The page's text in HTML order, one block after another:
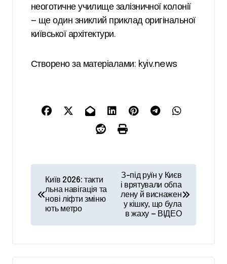
неоготичне училище залізничної колонії
— ще один зниклий приклад оригінальної
київської архітектури.
Створено за матеріалами: kyiv.news
і
а
Київ 2026: такти
льна навігація та
нові ліфти зміню
ють метро
З-під руїн у Києв
і врятували обпа
лену й виснажен
у кішку, що була
в жаху — ВІДЕО